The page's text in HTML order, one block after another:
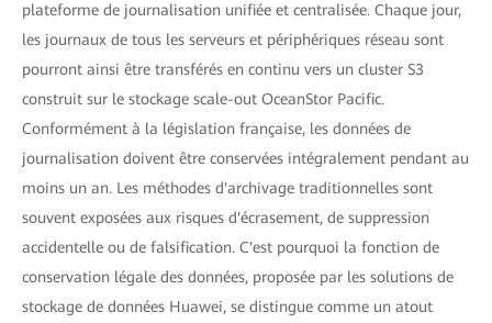
plateforme de journalisation unifiée et centralisée. Chaque jour,
les journaux de tous les serveurs et périphériques réseau sont
pourront ainsi être transférés en continu vers un cluster S3
construit sur le stockage scale-out OceanStor Pacific.
Conformément à la législation française, les données de
journalisation doivent être conservées intégralement pendant au
moins un an. Les méthodes d'archivage traditionnelles sont
souvent exposées aux risques d'écrasement, de suppression
accidentelle ou de falsification. C'est pourquoi la fonction de
conservation légale des données, proposée par les solutions de
stockage de données Huawei, se distingue comme un atout